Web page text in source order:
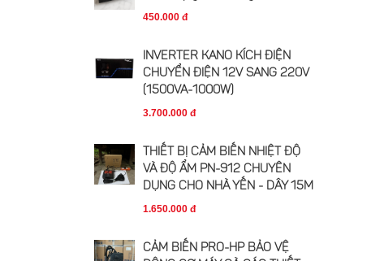
450.000 đ
INVERTER KANO KÍCH ĐIỆN
CHUYỂN ĐIỆN 12V SANG 220V
(1500VA-1000W)
3.700.000 đ
THIẾT BỊ CẢM BIẾN NHIỆT ĐỘ
VÀ ĐỘ ẨM PN-912 CHUYÊN
DỤNG CHO NHÀ YẾN - DÂY 15M
1.650.000 đ
CẢM BIẾN PRO-HP BẢO VỆ